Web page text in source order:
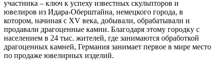
участника – ключ к успеху из­вестных скульпторов и
ювелиров из Идара-Оберштайна, немецко­го города, в
котором, начиная с XV века, добывали, обрабатывали и
продавали драгоценные камни. Благодаря этому городку с
населе­нием в 24 тыс. жителей, где занимаются обработкой
драгоценных камней, Германия занимает пер­вое в мире место
по продаже ювелирных изделий.